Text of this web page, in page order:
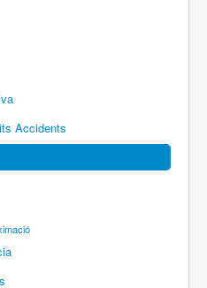
Motor
Accidents